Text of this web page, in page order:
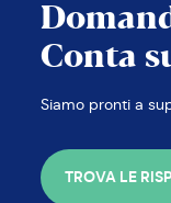
Conta
Siamo pronti a
TROVA LE